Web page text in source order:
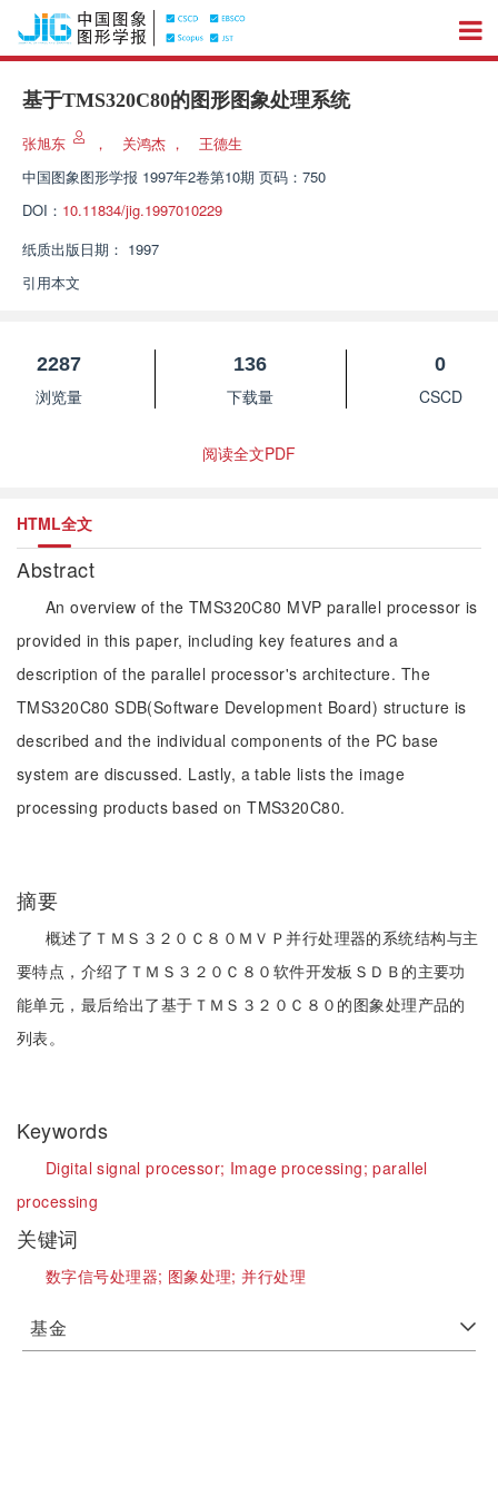
基于TMS320C80的图形图象处理系统
张旭东 ， 关鸿杰 ，
王德生
中国图象图形学报 1997年2卷第10期 页码：750
DOI： 10.11834/jig.1997010229
纸质出版日期： 1997
引用本文
2287
浏览量
136
下载量
0
CSCD
阅读全文PDF
HTML全文
Abstract
An overview of the TMS320C80 MVP parallel processor is
provided in this paper, including key features and a
description of the parallel processor's architecture. The
TMS320C80 SDB(Software Development Board) structure is
described and the individual components of the PC base
system are discussed. Lastly, a table lists the image
processing products based on TMS320C80.
摘要
概述了ＴＭＳ３２０Ｃ８０ＭＶＰ并行处理器的系统结构与主
要特点，介绍了ＴＭＳ３２０Ｃ８０软件开发板ＳＤＢ的主要功
能单元，最后给出了基于ＴＭＳ３２０Ｃ８０的图象处理产品的
列表。
Keywords
Digital signal processor; Image processing;parallel
processing
关键词
数字信号处理器; 图象处理;并行处理
基金